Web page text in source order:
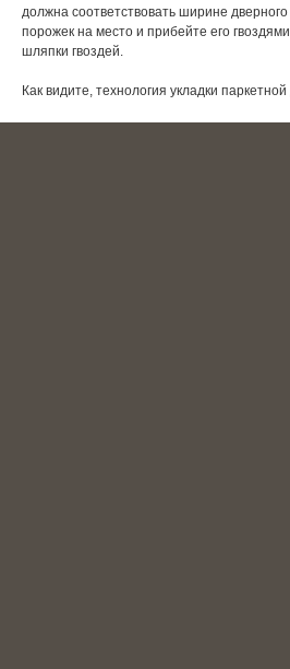
должна соответствовать ширине
порожек на место и прибейте его
шляпки гвоздей.
Как видите, технология укладки